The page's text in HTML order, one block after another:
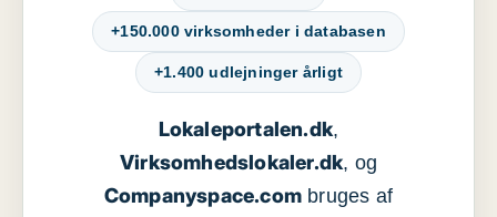
+150.000 virksomheder i databasen
+1.400 udlejninger årligt
Lokaleportalen.dk,
Virksomhedslokaler.dk, og
Companyspace.com bruges af